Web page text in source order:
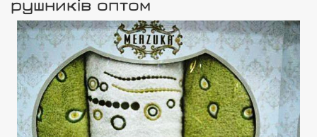
рушників оптом